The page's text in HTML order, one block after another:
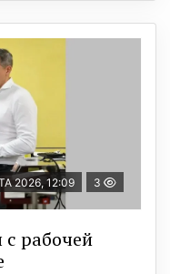
2026, 12:09 3
с рабочей